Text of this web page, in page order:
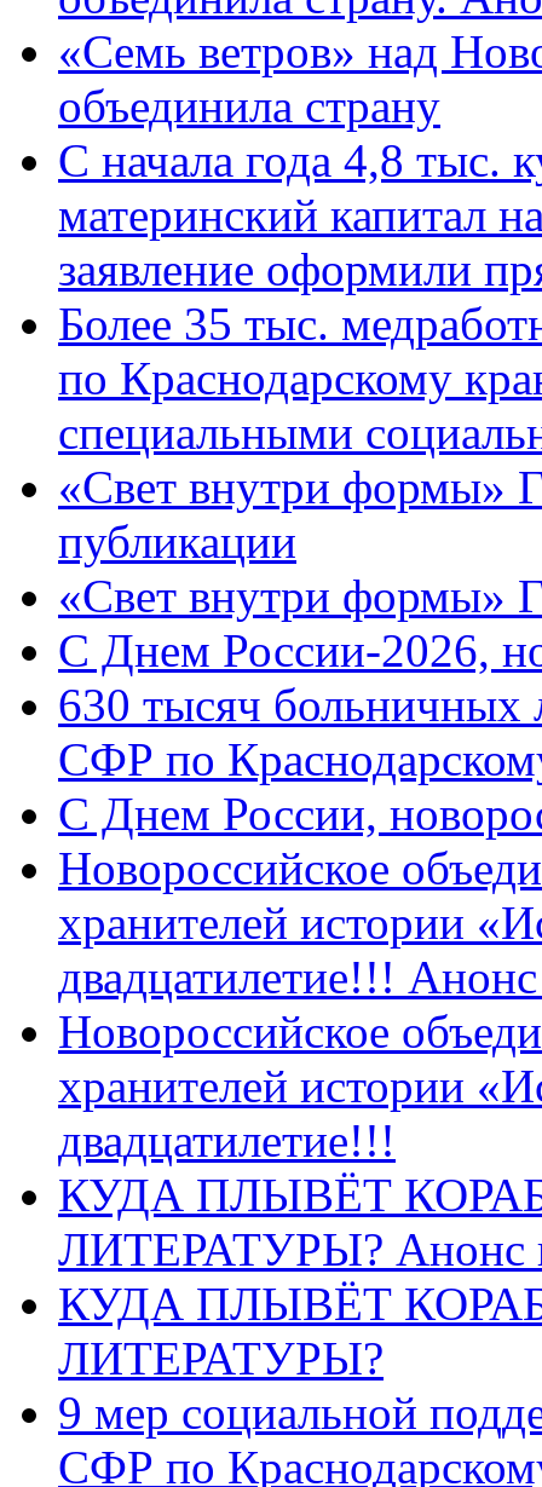
«Семь ветров» над
объединила страну
С начала года 4,8 тыс.
материнский капитал
заявление оформили
Более 35 тыс.
по Краснодарскому
специальными
«Свет внутри формы»
публикации
«Свет внутри формы»
C Днем России-2026,
630 тысяч больничных
СФР по
C Днем России,
Новороссийское
хранителей истории
двадцатилетие!!!
Новороссийское
хранителей истории
двадцатилетие!!!
КУДА ПЛЫВЁТ
ЛИТЕРАТУРЫ? Анонс
КУДА ПЛЫВЁТ
ЛИТЕРАТУРЫ?
9 мер социальной
СФР по